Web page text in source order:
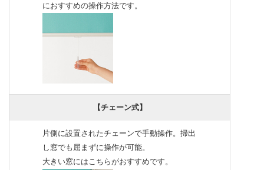
におすすめの操作方法です。
【チェーン式】
片側に設置されたチェーンで手動操作。掃出
し窓でも屈まずに操作が可能。
大きい窓にはこちらがおすすめです。